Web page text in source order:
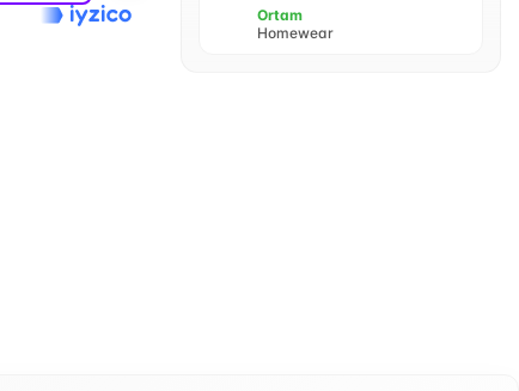
Ortam
Homewear